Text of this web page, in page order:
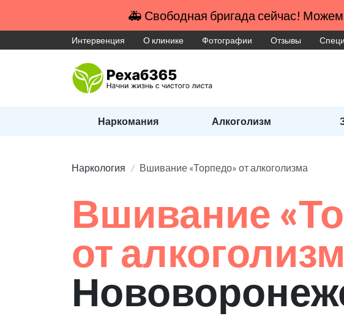
🚑 Свободная бригада сейчас!
Интервенция О клинике Фотографии Отзывы
Наркомания Алкоголизм
Наркология Вшивание «Торпедо» от алкоголизма
Вшивание
от